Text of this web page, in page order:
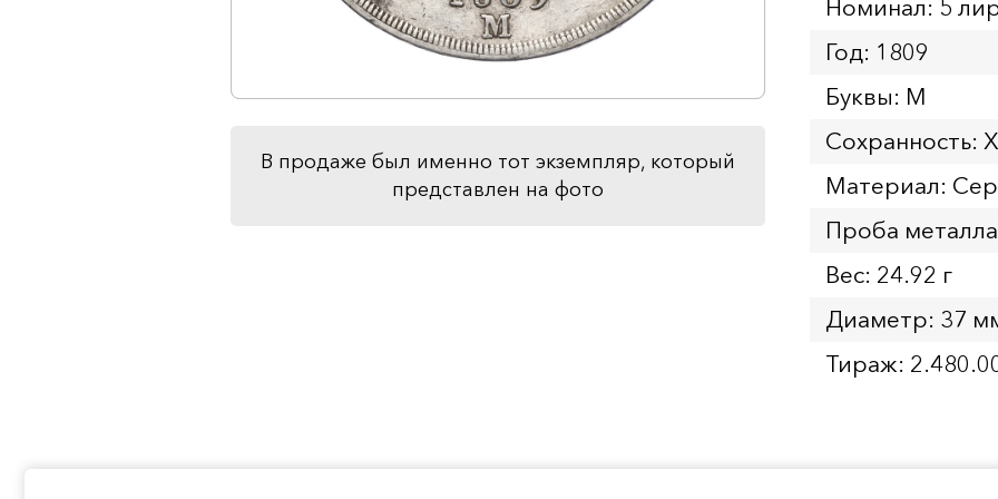
В продаже был именно тот экземпляр, который
представлен на фото
Номинал: 5
Год: 1809
Буквы: M
Сохранность:
Материал:
Проба
Вес: 24.92 г
Диаметр: 37
Тираж: